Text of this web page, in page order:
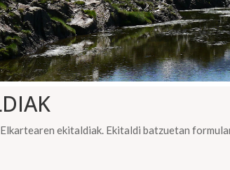
ekitaldiak. Ekitaldi batzuetan